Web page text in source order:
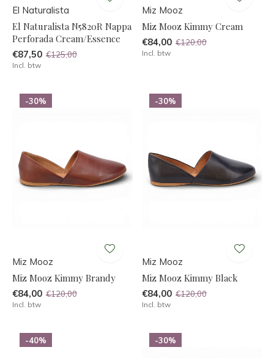
El Naturalista
El Naturalista N5820R Nappa
Perforada Cream/Essence
€87,50 €125,00
Incl. btw
Miz Mooz
Miz Mooz Kimmy Cream
€84,00 €120,00
Incl. btw
-30%
Miz Mooz
Miz Mooz Kimmy Brandy
€84,00 €120,00
Incl. btw
-30%
Miz Mooz
Miz Mooz Kimmy Black
€84,00 €120,00
Incl. btw
-40% -30%